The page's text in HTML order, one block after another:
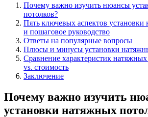
Почему важно изучить нюансы
потолков?
Пять ключевых аспектов установки
и пошаговое руководство
Ответы на популярные вопросы
Плюсы и минусы установки
Сравнение характеристик натяжных
vs. стоимость
Заключение
Почему важно изучить
установки натяжных